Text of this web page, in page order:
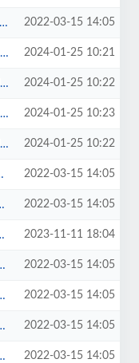
2022-03-15 14:05
2024-01-25 10:21
2024-01-25 10:22
2024-01-25 10:23
2024-01-25 10:22
2022-03-15 14:05
2022-03-15 14:05
2023-11-11 18:04
2022-03-15 14:05
2022-03-15 14:05
2022-03-15 14:05
2022-03-15 14:05